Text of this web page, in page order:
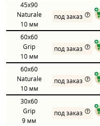
45x90
Naturale
10 мм
под заказ
60x60
Grip
10 мм
под заказ
60x60
Naturale
10 мм
под заказ
30x60
Grip
9 мм
под заказ